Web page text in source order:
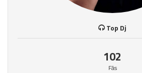
Top Dj
102
Fãs